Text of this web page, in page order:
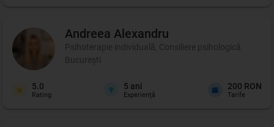
Andreea Alexandru
Psihoterapie individuală, Consiliere psihologică
București
5.0
Rating
5 ani
Experienţă
200 RON
Tarife